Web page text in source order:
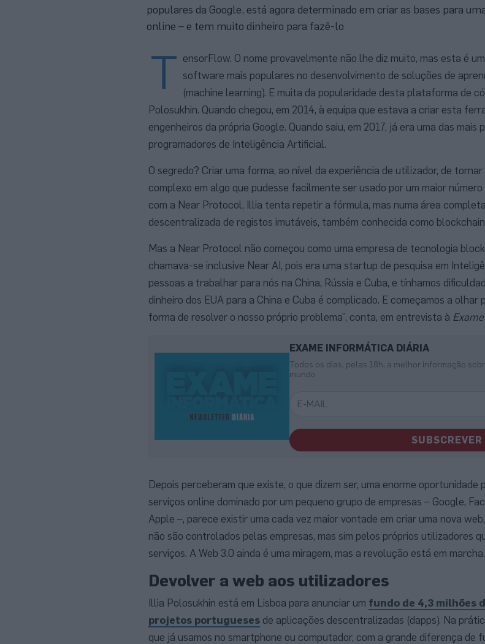
populares da Google, está agora determinado em criar as bases para
online – e tem muito dinheiro para fazê-lo
T ensorFlow. O nome provavelmente não lhe diz muito, mas esta é
software mais populares no desenvolvimento de soluções de
(machine learning). E muita da popularidade desta plataforma de
Polosukhin. Quando chegou, em 2014, à equipa que estava a criar esta
engenheiros da própria Google. Quando saiu, em 2017, já era uma das mais
programadores de Inteligência Artificial.
O segredo? Criar uma forma, ao nível da experiência de utilizador, de
complexo em algo que pudesse facilmente ser usado por um maior
com a Near Protocol, Illia tenta repetir a fórmula, mas numa área
descentralizada de registos imutáveis, também conhecida como
Mas a Near Protocol não começou como uma empresa de tecnologia
chamava-se inclusive Near AI, pois era uma startup de pesquisa em
pessoas a trabalhar para nós na China, Rússia e Cuba, e tínhamos
dinheiro dos EUA para a China e Cuba é complicado. E começamos a olhar
forma de resolver o nosso próprio problema”, conta, em entrevista à
EXAME INFORMÁTICA DIÁRIA
Todos os dias, pelas 18h, a melhor informação
mundo
SUBSCREVER
Depois perceberam que existe, o que dizem ser, uma enorme oportunidade
serviços online dominado por um pequeno grupo de empresas – Google,
Apple –, parece existir uma cada vez maior vontade em criar uma nova
não são controlados pelas empresas, mas sim pelos próprios utilizadores
serviços. A Web 3.0 ainda é uma miragem, mas a revolução está em marcha.
Devolver a web aos utilizadores
Illia Polosukhin está em Lisboa para anunciar um fundo de 4,3 milhões
projetos portugueses de aplicações descentralizadas (dapps). Na
que já usamos no smartphone ou computador, com a grande diferença de